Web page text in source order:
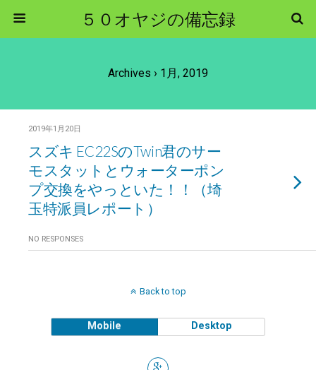
５０オヤジの備忘録
Archives › 1月, 2019
2019年1月20日
スズキ EC22SのTwin君のサー
モスタットとウォーターポン
プ交換をやっといた！！（埼
玉特派員レポート）
NO RESPONSES
Back to top
Mobile Desktop